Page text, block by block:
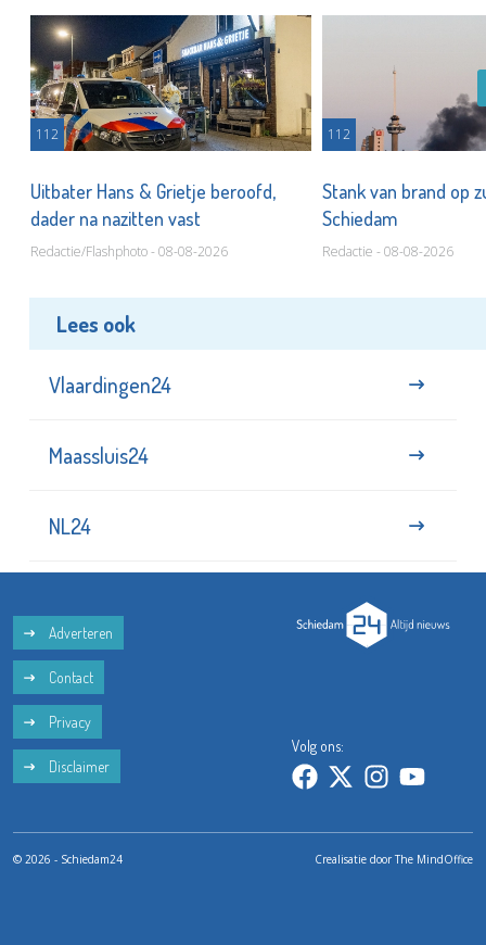
112
Uitbater Hans & Grietje beroofd,
dader na nazitten vast
Redactie/Flashphoto - 08-08-2026
112
Stank van brand op
Schiedam
Redactie - 08-08-2026
Lees ook
Vlaardingen24
Maassluis24
NL24
Adverteren
Contact
Privacy
Disclaimer
Volg ons:
© 2026 - Schiedam24 Crealisatie doorThe MindOffice